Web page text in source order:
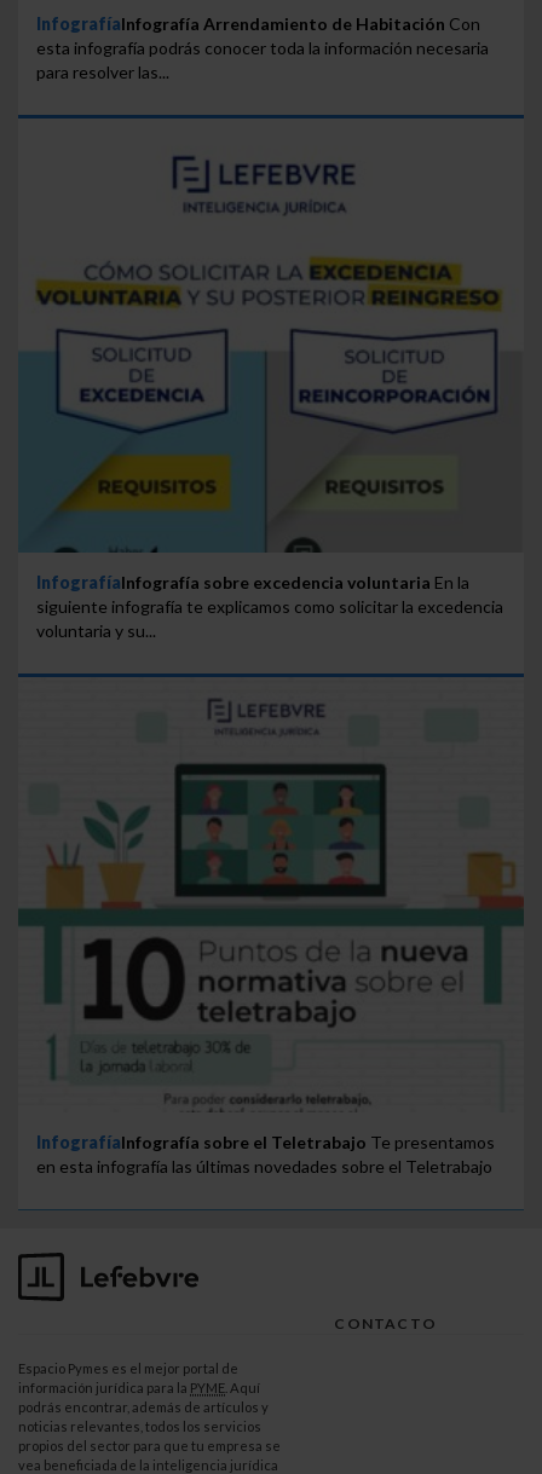
InfografíaInfografía Arrendamiento de Habitación Con
esta infografía podrás conocer toda la información necesaria
para resolver las...
InfografíaInfografía sobre excedencia voluntaria En la
siguiente infografía te explicamos como solicitar la excedencia
voluntaria y su...
InfografíaInfografía sobre el Teletrabajo Te presentamos
en esta infografía las últimas novedades sobre el Teletrabajo
CONTACTO
Espacio Pymes es el mejor portal de
información jurídica para la PYME . Aquí
podrás encontrar, además de artículos y
noticias relevantes, todos los servicios
propios del sector para que tu empresa se
vea beneficiada de la inteligencia jurídica